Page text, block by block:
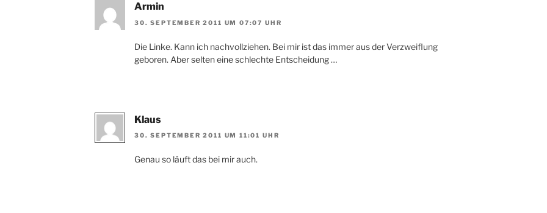
Armin
30. SEPTEMBER 2011 UM 07:07 UHR
Die Linke. Kann ich nachvollziehen. Bei mir ist das immer aus der Verzweiflung
geboren. Aber selten eine schlechte Entscheidung …
Klaus
30. SEPTEMBER 2011 UM 11:01 UHR
Genau so läuft das bei mir auch.